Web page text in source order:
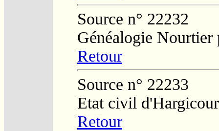
Source n° 22232
Généalogie
Retour
Source n° 22233
Etat civil
Retour